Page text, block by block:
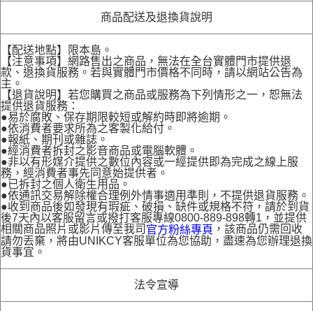
商品配送及退換貨說明
【配送地點】限本島。
【注意事項】網路售出之商品，無法在全台實體門市提供退
款、退換貨服務。若與實體門市價格不同時，請以網站公告為
主。
【退貨說明】若您購買之商品或服務為下列情形之一，恕無法
提供退貨服務：
●易於腐敗、保存期限較短或解約時即將逾期。
●依消費者要求所為之客製化給付。
●報紙、期刊或雜誌。
●經消費者拆封之影音商品或電腦軟體。
●非以有形媒介提供之數位內容或一經提供即為完成之線上服
務，經消費者事先同意始提供者。
●已拆封之個人衛生用品。
●依通訊交易解除權合理例外情事適用準則，不提供退貨服務。
●收到商品後如發現有瑕疵、破損、缺件或規格不符，請於到貨
後7天內以客服留言或撥打客服專線0800-889-898轉1，並提供
相關商品照片或影片傳至我司 官方粉絲專頁 ，該商品仍需回收
請勿丟棄，將由UNIKCY客服單位為您協助，盡速為您辦理退換
貨事宜。
法令宣導